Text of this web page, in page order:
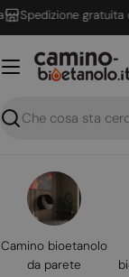
Vai
al
contenuto
gratuita
Ricerca
Camino bioetanolo
da parete